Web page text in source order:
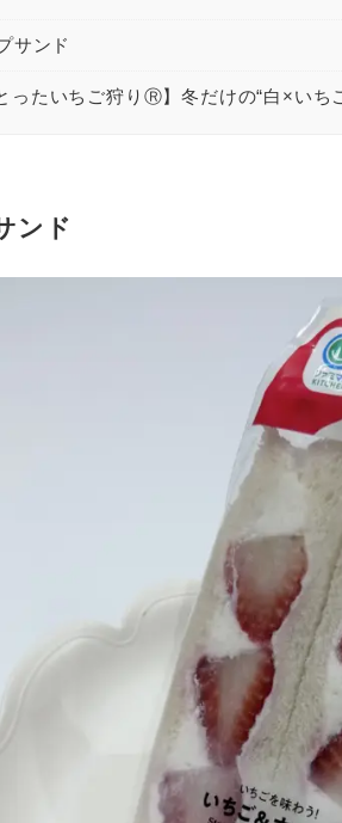
サンド
ったいちご狩りⓇ】冬だけの“白×いち
ンド